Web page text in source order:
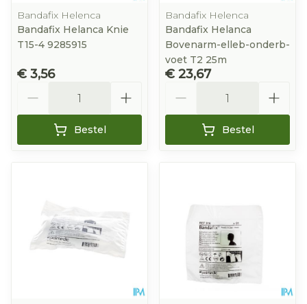
Bandafix Helenca
Bandafix Helanca Knie
T15-4 9285915
€ 3,56
Bestel
Bandafix Helenca
Bandafix Helanca
Bovenarm-elleb-onderb-
voet T2 25m
€ 23,67
Bestel